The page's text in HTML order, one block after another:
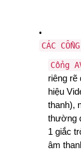
CÁC
Cổng
riêng rẽ
hiệu
thanh),
thường
1 giắc
âm